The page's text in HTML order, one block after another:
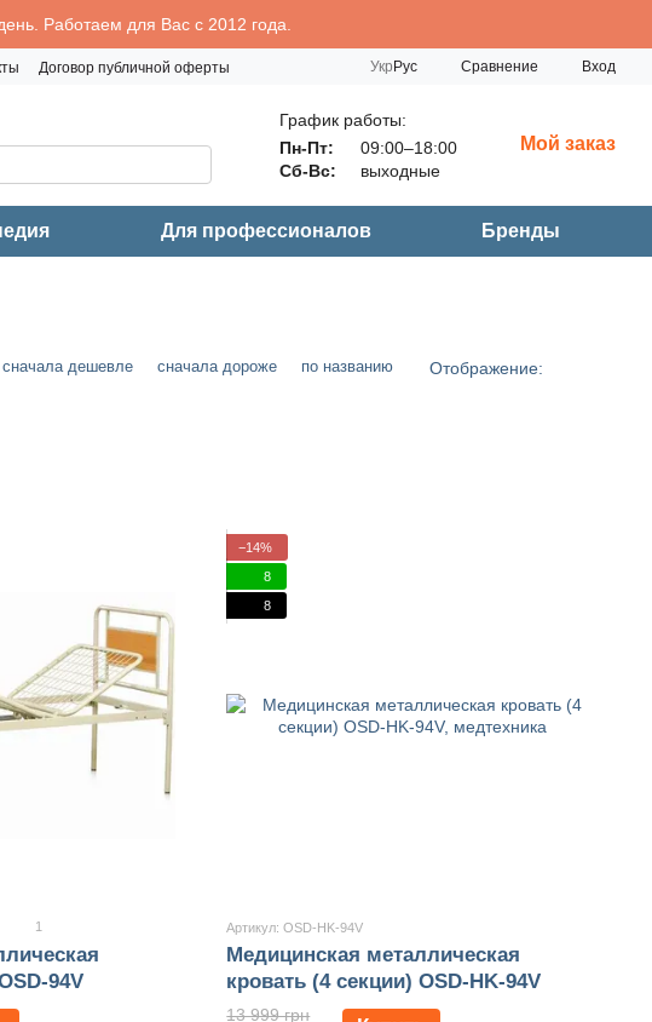
Работаем для Вас с 2012 года.
Договор публичной оферты
Укр Рус Сравнение Вход
График работы:
Пн-Пт:
09:00–18:00
Сб-Вс:
выходные
Мой заказ
Для профессионалов Бренды
сначала дешевле сначала дороже по названию Отображение:
1
94V
−14%
8
8
Артикул: OSD-HK-94V
Медицинская металлическая
кровать (4 секции) OSD-HK-94V
13 999 грн